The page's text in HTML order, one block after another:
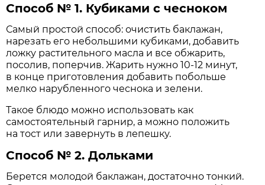
Способ № 1. Кубиками с чесноком
Самый простой способ: очистить баклажан,
нарезать его небольшими кубиками, добавить
ложку растительного масла и все обжарить,
посолив, поперчив. Жарить нужно 10-12 минут,
в конце приготовления добавить побольше
мелко нарубленного чеснока и зелени.
Такое блюдо можно использовать как
самостоятельный гарнир, а можно положить
на тост или завернуть в лепешку.
Способ № 2. Дольками
Берется молодой баклажан, достаточно тонкий.